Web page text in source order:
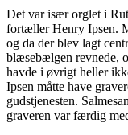
Det var især orglet i
fortæller Henry Ipsen.
og da der blev lagt
blæsebælgen revnede,
havde i øvrigt heller
Ipsen måtte have
gudstjenesten.
graveren var færdig